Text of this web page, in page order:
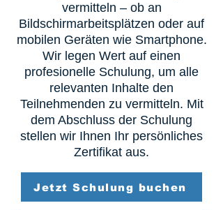
vermitteln – ob an
Bildschirmarbeitsplätzen oder auf
mobilen Geräten wie Smartphone.
Wir legen Wert auf einen
profesionelle Schulung, um alle
relevanten Inhalte den
Teilnehmenden zu vermitteln. Mit
dem Abschluss der Schulung
stellen wir Ihnen Ihr persönliches
Zertifikat aus.
Jetzt Schulung buchen